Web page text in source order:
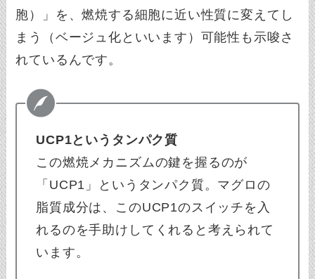
胞）」を、燃焼する細胞に近い性質に変えてし
まう（ベージュ化といいます）可能性も示唆さ
れているんです。
UCP1というタンパク質
この燃焼メカニズムの鍵を握るのが
「UCP1」というタンパク質。マグロの
脂質成分は、このUCP1のスイッチを入
れるのを手助けしてくれると考えられて
います。